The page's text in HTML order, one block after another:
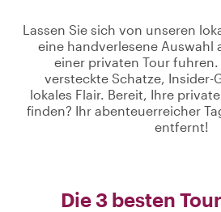
Lassen Sie sich von unseren
eine handverlesene Auswahl
einer privaten Tour fuhren.
versteckte Schatze, Insider-
lokales Flair. Bereit, Ihre
finden? Ihr abenteuerreicher
entfernt!
Die 3 besten